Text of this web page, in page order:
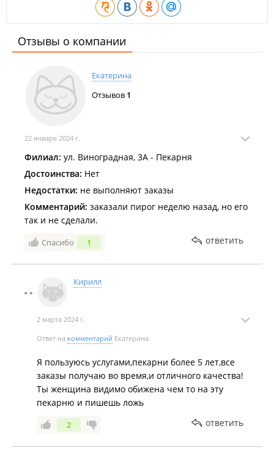
Отзывы о компании
Екатерина
Отзывов 1
22 января 2024 г.
Филиал: ул. Виноградная, 3А - Пекарня
Достоинства: Нет
Недостатки: не выполняют заказы
Комментарий: заказали пирог неделю назад, но его
так и не сделали.
Спасибо 1 ответить
Кирилл
2 марта 2024 г.
Ответ на комментарий Екатерина
Я пользуюсь услугами,пекарни более 5 лет,все
заказы получаю во время,и отличного качества!
Ты женщина видимо обижена чем то на эту
пекарню и пишешь ложь
2 ответить